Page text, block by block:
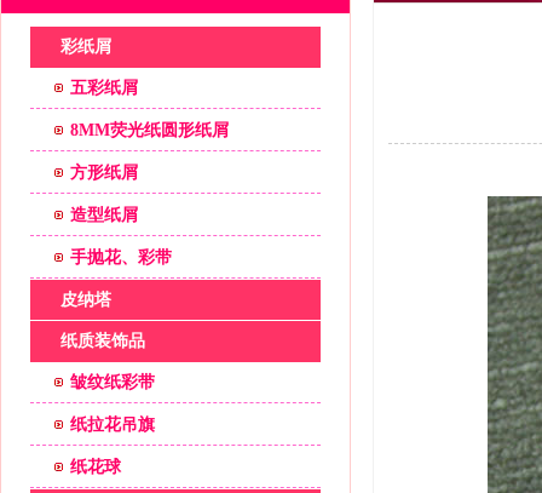
彩纸屑
五彩纸屑
8MM荧光纸圆形纸屑
方形纸屑
造型纸屑
手抛花、彩带
皮纳塔
纸质装饰品
皱纹纸彩带
纸拉花吊旗
纸花球